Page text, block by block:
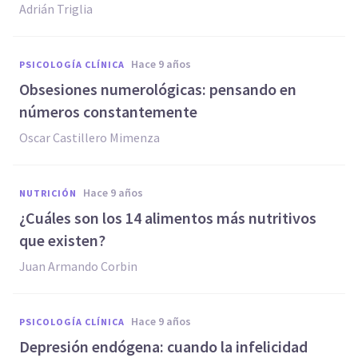
Adrián Triglia
PSICOLOGÍA CLÍNICA hace 9 años
​Obsesiones numerológicas: pensando en
números constantemente
Oscar Castillero Mimenza
NUTRICIÓN hace 9 años
¿Cuáles son los 14 alimentos más nutritivos
que existen?
Juan Armando Corbin
PSICOLOGÍA CLÍNICA hace 9 años
Depresión endógena: cuando la infelicidad